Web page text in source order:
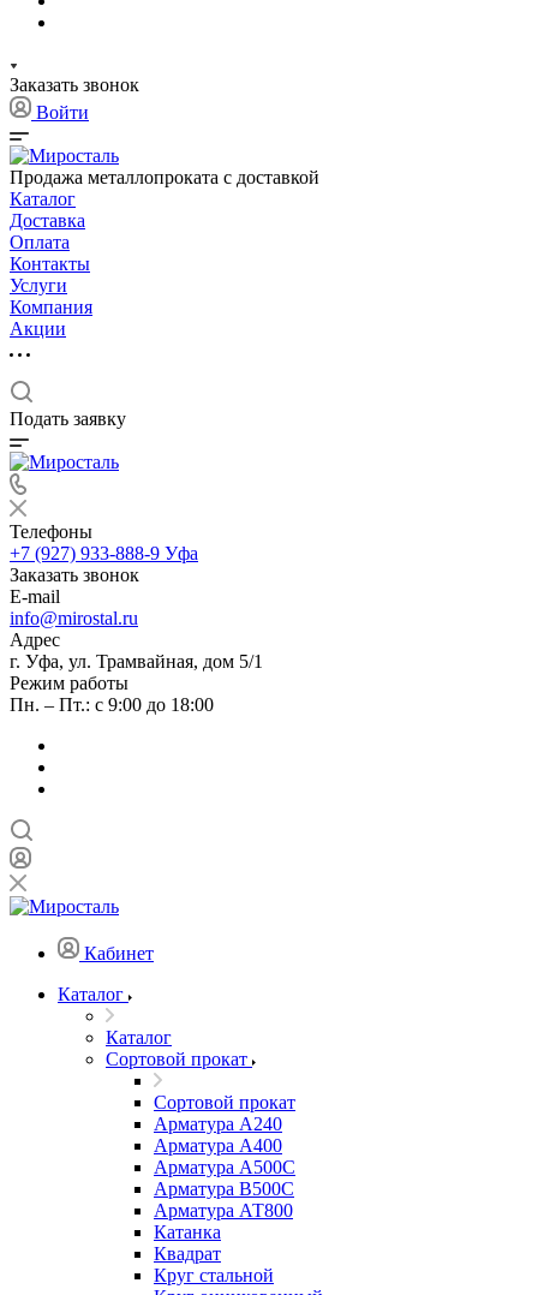
Заказать звонок
Войти
Продажа металлопроката с доставкой
Каталог
Доставка
Оплата
Контакты
Услуги
Компания
Акции
Подать заявку
Телефоны
+7 (927) 933-888-9 Уфа
Заказать звонок
E-mail
info@mirostal.ru
Адрес
г. Уфа, ул. Трамвайная, дом 5/1
Режим работы
Пн. – Пт.: с 9:00 до 18:00
Кабинет
Каталог
Каталог
Сортовой прокат
Сортовой прокат
Арматура А240
Арматура А400
Арматура А500C
Арматура В500С
Арматура АТ800
Катанка
Квадрат
Круг стальной